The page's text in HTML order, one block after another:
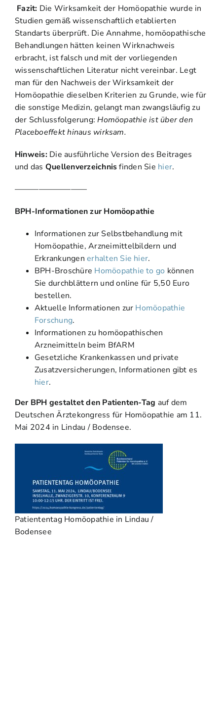
Fazit: Die Wirksamkeit der Homöopathie wurde in
Studien gemäß wissenschaftlich etablierten
Standarts überprüft. Die Annahme, homöopathische
Behandlungen hätten keinen Wirknachweis
erbracht, ist falsch und mit der vorliegenden
wissenschaftlichen Literatur nicht vereinbar. Legt
man für den Nachweis der Wirksamkeit der
Homöopathie dieselben Kriterien zu Grunde, wie für
die sonstige Medizin, gelangt man zwangsläufig zu
der Schlussfolgerung:Homöopathie ist über den
Placeboeffekt hinaus wirksam.
Hinweis: Die ausführliche Version des Beitrages
und das Quellenverzeichnisfinden Sie hier.
—————————
BPH-Informationen zur Homöopathie
Informationen zur Selbstbehandlung mit
Homöopathie, Arzneimittelbildern und
Erkrankungenerhalten Sie hier.
BPH-Broschüre Homöopathie to go können
Sie durchblättern und online für 5,50 Euro
bestellen.
Aktuelle Informationen zur Homöopathie
Forschung.
Informationen zu homöopathischen
Arzneimitteln beim BfARM
Gesetzliche Krankenkassen und private
Zusatzversicherungen, Informationen gibt es
hier.
Der BPH gestaltet den Patienten-Tag auf dem
Deutschen Ärztekongress für Homöopathie am 11.
Mai 2024 in Lindau / Bodensee.
Patiententag Homöopathie in Lindau /
Bodensee